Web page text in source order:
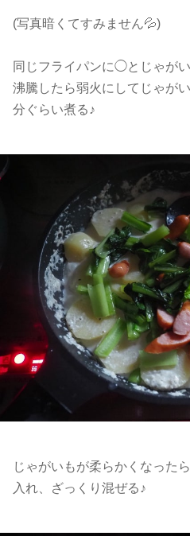
(写真暗くてすみません💦)
同じフライパンに◯とじゃが
沸騰したら弱火にしてじゃが
分ぐらい煮る♪
じゃがいもが柔らかくなった
入れ、ざっくり混ぜる♪